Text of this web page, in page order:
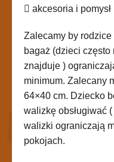
 akcesoria i
Zalecamy by
bagaż (dzieci
znajduje )
minimum. Zalecany
64×40 cm. Dziecko
walizkę obsługiwać
walizki ograniczają
pokojach.